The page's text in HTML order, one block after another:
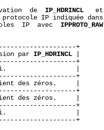
de
IP_HDRINCL
   et
IP indiquée dans
IP  avec
IPPROTO_RAW
+
par
IP_HDRINCL
+
|
+
des zéros.     |
+
des zéros.     |
+
|
+